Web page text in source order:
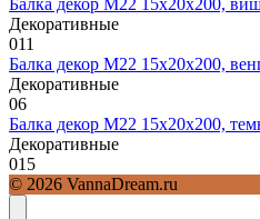
Декоративные
011
Балка декор М22 15х20х200,
Декоративные
06
Балка декор М22 15х20х200,
Декоративные
015
© 2026 VannaDream.ru